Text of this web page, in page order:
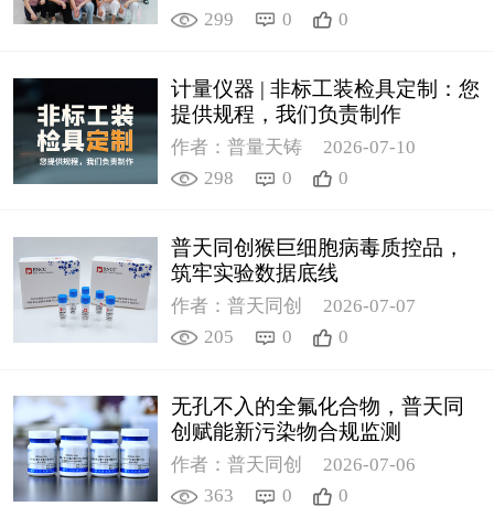
299
0 0
计量仪器 | 非标工装检具定制：您
提供规程，我们负责制作
作者：普量天铸
2026-07-10
298
0 0
普天同创猴巨细胞病毒质控品，
筑牢实验数据底线
作者：普天同创
2026-07-07
205
0 0
无孔不入的全氟化合物，普天同
创赋能新污染物合规监测
作者：普天同创
2026-07-06
363
0 0